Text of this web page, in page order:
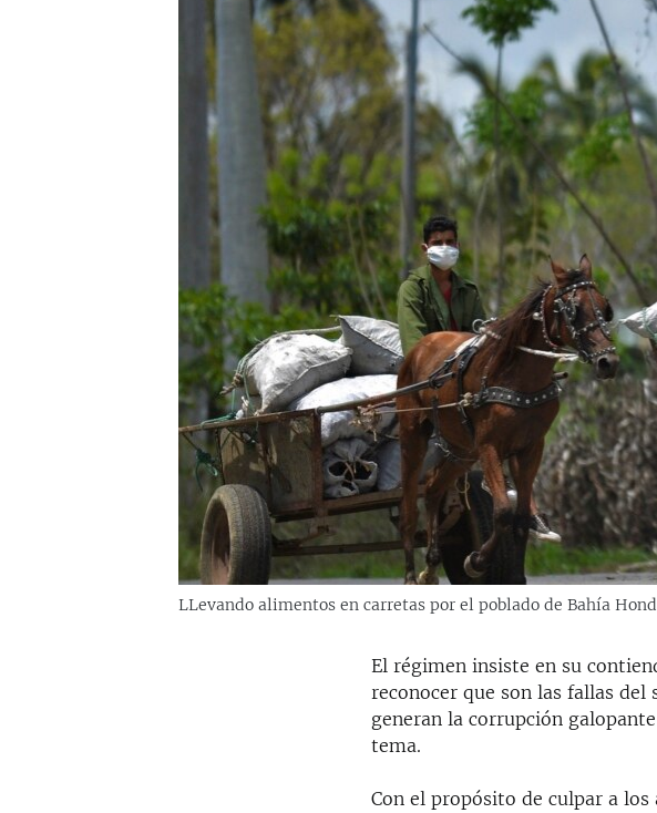
LA REALIDAD DE LA VIVIENDA EN
DESINFORMACIÓN RUSA EN
LA INVASIÓN DE RUSIA A UCRANIA
LLevando alimentos en carretas por el poblado de Bahía
El régimen insiste en su
reconocer que son las fallas
generan la corrupción
tema.
Con el propósito de culpar a